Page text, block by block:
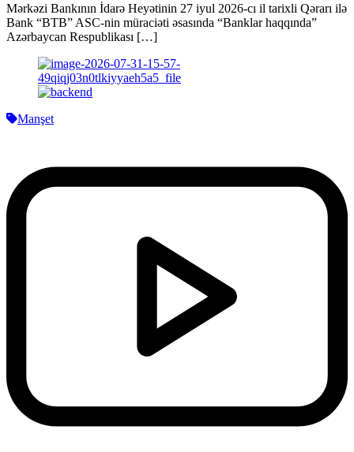
Mərkəzi Bankının İdarə Heyətinin 27 iyul 2026-cı il tarixli Qərarı ilə
Bank “BTB” ASC-nin müraciəti əsasında “Banklar haqqında”
Azərbaycan Respublikası […]
Manşet